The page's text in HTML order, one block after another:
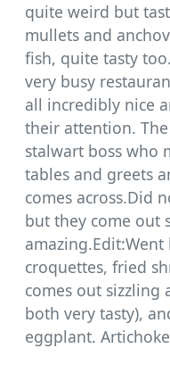
quite weird but
mullets and
fish, quite tasty
very busy
all incredibly nice
their attention.
stalwart boss who
tables and greets
comes across.Did
but they come out
croquettes, fried
comes out sizzling
both very tasty),
eggplant.